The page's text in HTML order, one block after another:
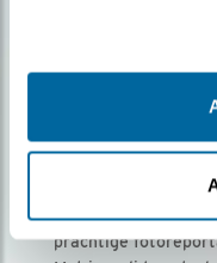
Ontvang 5 x
Vogels is het
prachtige